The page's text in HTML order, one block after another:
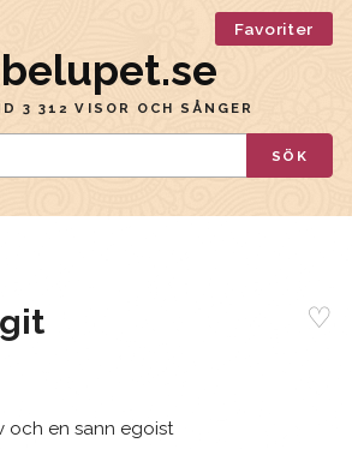
Favoriter
3 312 VISOR OCH SÅNGER
SÖK
♡
och en sann egoist